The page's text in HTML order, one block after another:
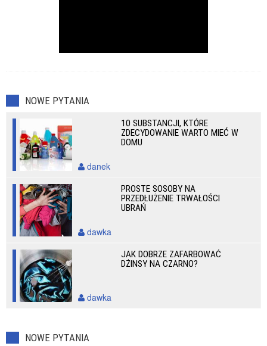
NOWE PYTANIA
10 SUBSTANCJI, KTÓRE
ZDECYDOWANIE WARTO MIEĆ W
DOMU
danek
PROSTE SOSOBY NA
PRZEDŁUŻENIE TRWAŁOŚCI
UBRAŃ
dawka
JAK DOBRZE ZAFARBOWAĆ
DŻINSY NA CZARNO?
dawka
NOWE PYTANIA